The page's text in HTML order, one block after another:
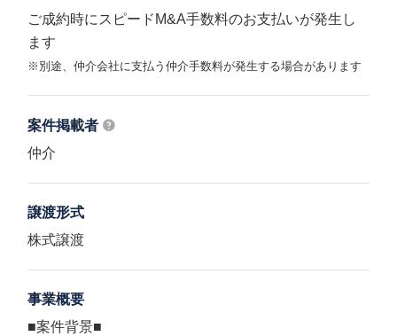
ご成約時にスピードM&A手数料のお支払いが発生し
ます
※別途、仲介会社に支払う仲介手数料が発生する場合があります
案件掲載者
仲介
譲渡形式
株式譲渡
事業概要
■案件背景■